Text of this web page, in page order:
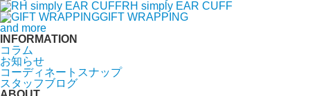
RH simply EAR CUFF
GIFT WRAPPING
and more
INFORMATION
コラム
お知らせ
コーディネートスナップ
スタッフブログ